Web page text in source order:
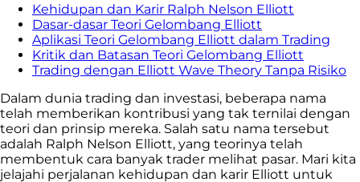
Kehidupan dan Karir Ralph Nelson Elliott
Dasar-dasar Teori Gelombang Elliott
Aplikasi Teori Gelombang Elliott dalam Trading
Kritik dan Batasan Teori Gelombang Elliott
Trading dengan Elliott Wave Theory Tanpa Risiko
Dalam dunia trading dan investasi, beberapa nama
telah memberikan kontribusi yang tak ternilai dengan
teori dan prinsip mereka. Salah satu nama tersebut
adalah Ralph Nelson Elliott, yang teorinya telah
membentuk cara banyak trader melihat pasar. Mari kita
jelajahi perjalanan kehidupan dan karir Elliott untuk